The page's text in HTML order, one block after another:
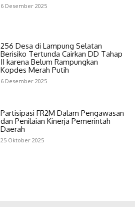
6 Desember 2025
256 Desa di Lampung Selatan
Berisiko Tertunda Cairkan DD Tahap
II karena Belum Rampungkan
Kopdes Merah Putih
6 Desember 2025
Partisipasi FR2M Dalam Pengawasan
dan Penilaian Kinerja Pemerintah
Daerah
25 Oktober 2025